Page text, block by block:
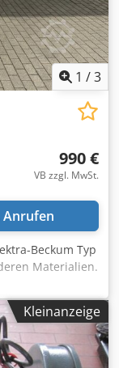
1 /3
990 €
VB zzgl. MwSt.
Anrufen
Beckum Typ
Materialien.
kg -
Kleinanzeige